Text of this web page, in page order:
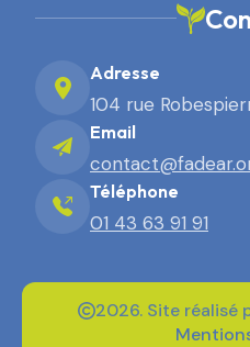
Adresse
104 rue
Email
Téléphone
01 43 63 91 91
2026. Site réalisé